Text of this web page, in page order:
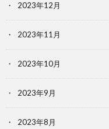
2023年12月
2023年11月
2023年10月
2023年9月
2023年8月